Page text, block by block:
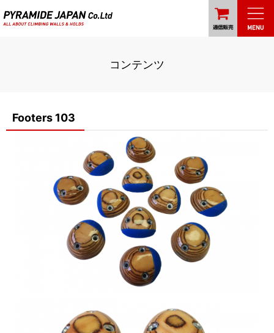
コンテンツ
Footers 103